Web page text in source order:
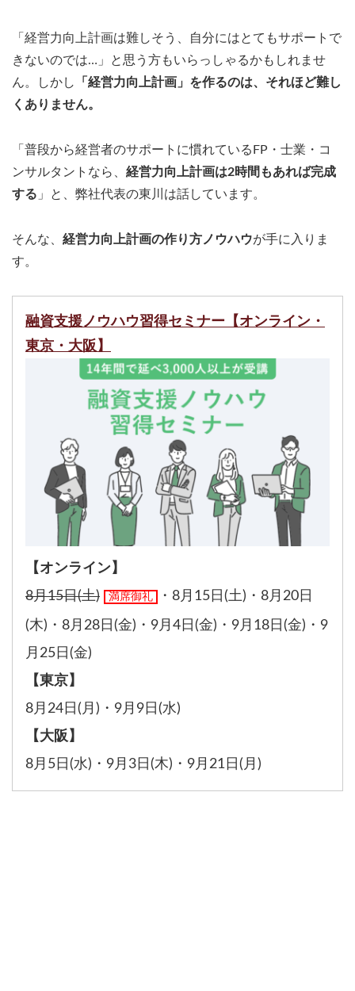
「経営力向上計画は難しそう、自分にはとてもサポートで
きないのでは…」と思う方もいらっしゃるかもしれませ
ん。しかし
「経営力向上計画」を作るのは、それほど難し
くありません。
「普段から経営者のサポートに慣れているFP・士業・コ
ンサルタントなら、 経営力向上計画は2時間もあれば完成
する 」と、弊社代表の東川は話しています。
そんな、 経営力向上計画の作り方ノウハウが手に入りま
す。
融資支援ノウハウ習得セミナー【オンライン・
東京・大阪】
【オンライン】
8月15日(土) 満席御礼 ・ 8月15日(土) ・ 8月20日
(木) ・ 8月28日(金) ・ 9月4日(金) ・ 9月18日(金) ・ 9
月25日(金)
【東京】
8月24日(月) ・ 9月9日(水)
【大阪】
8月5日(水) ・ 9月3日(木) ・ 9月21日(月)